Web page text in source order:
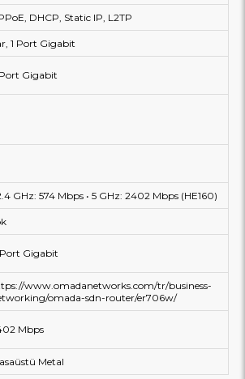
DHCP, Static IP, L2TP
1 Port Gigabit
Gigabit
GHz: 574 Mbps • 5 GHz: 2402 Mbps (HE160)
Gigabit
www.omadanetworks.com/tr/business-
omada-sdn-router/er706w/
Mbps
Metal